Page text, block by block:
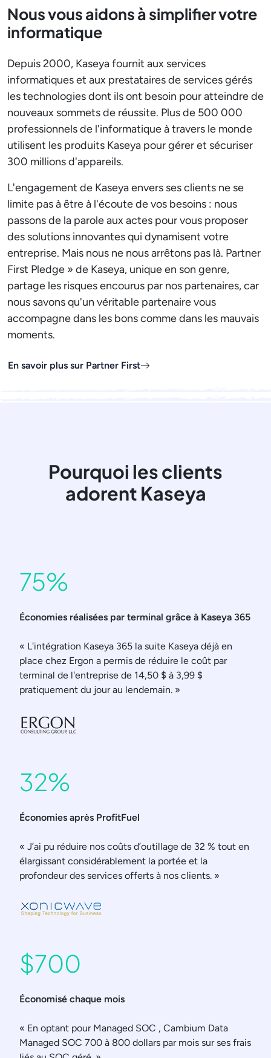
Nous vous aidons à simplifier votre
informatique
Depuis 2000, Kaseya fournit aux services
informatiques et aux prestataires de services gérés
les technologies dont ils ont besoin pour atteindre de
nouveaux sommets de réussite. Plus de 500 000
professionnels de l'informatique à travers le monde
utilisent les produits Kaseya pour gérer et sécuriser
300 millions d'appareils.
L'engagement de Kaseya envers ses clients ne se
limite pas à être à l'écoute de vos besoins : nous
passons de la parole aux actes pour vous proposer
des solutions innovantes qui dynamisent votre
entreprise. Mais nous ne nous arrêtons pas là. Partner
First Pledge » de Kaseya, unique en son genre,
partage les risques encourus par nos partenaires, car
nous savons qu'un véritable partenaire vous
accompagne dans les bons comme dans les mauvais
moments.
En savoir plus sur Partner First
Pourquoi les clients
adorent Kaseya
75%
Économies réalisées par terminal grâce à Kaseya 365
« L'intégration Kaseya 365 la suite Kaseya déjà en
place chez Ergon a permis de réduire le coût par
terminal de l'entreprise de 14,50 $ à 3,99 $
pratiquement du jour au lendemain. »
32%
Économies après ProfitFuel
« J’ai pu réduire nos coûts d’outillage de 32 % tout en
élargissant considérablement la portée et la
profondeur des services offerts à nos clients. »
$700
Économisé chaque mois
« En optant pour Managed SOC , Cambium Data
Managed SOC 700 à 800 dollars par mois sur ses frais